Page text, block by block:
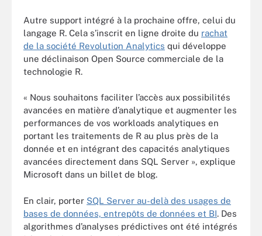
Autre support intégré à la prochaine offre, celui du
langage R. Cela s’inscrit en ligne droite du rachat
de la société Revolution Analytics qui développe
une déclinaison Open Source commerciale de la
technologie R.
« Nous souhaitons faciliter l’accès aux possibilités
avancées en matière d’analytique et augmenter les
performances de vos workloads analytiques en
portant les traitements de R au plus près de la
donnée et en intégrant des capacités analytiques
avancées directement dans SQL Server », explique
Microsoft dans un billet de blog.
En clair, porter SQL Server au-delà des usages de
bases de données, entrepôts de données et BI. Des
algorithmes d’analyses prédictives ont été intégrés